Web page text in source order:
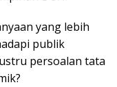
yang lebih
publik
persoalan tata